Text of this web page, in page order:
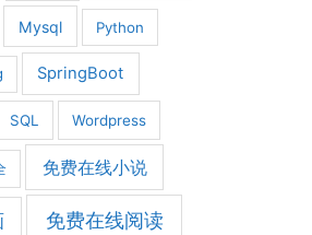
Mysql Python
SpringBoot
SQL Wordpress
免费在线小说
免费在线阅读